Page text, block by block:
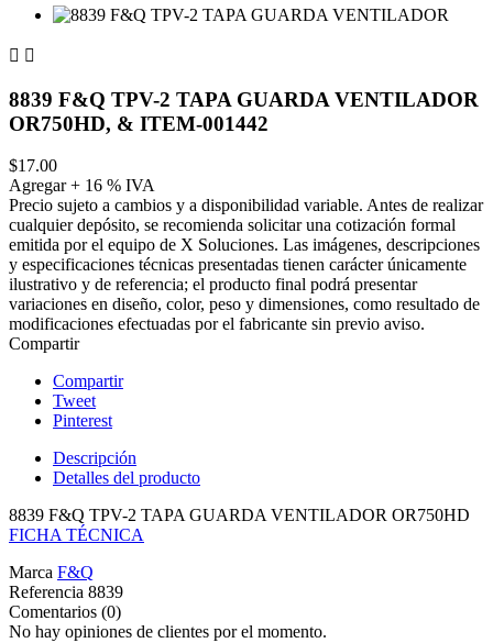
 
8839 F&Q TPV-2 TAPA GUARDA VENTILADOR
OR750HD, & ITEM-001442
$17.00
Agregar + 16 % IVA
Precio sujeto a cambios y a disponibilidad variable. Antes de realizar
cualquier depósito, se recomienda solicitar una cotización formal
emitida por el equipo de X Soluciones. Las imágenes, descripciones
y especificaciones técnicas presentadas tienen carácter únicamente
ilustrativo y de referencia; el producto final podrá presentar
variaciones en diseño, color, peso y dimensiones, como resultado de
modificaciones efectuadas por el fabricante sin previo aviso.
Compartir
Compartir
Tweet
Pinterest
Descripción
Detalles del producto
8839 F&Q TPV-2 TAPA GUARDA VENTILADOR OR750HD
FICHA TÉCNICA
Marca F&Q
Referencia 8839
Comentarios (0)
No hay opiniones de clientes por el momento.